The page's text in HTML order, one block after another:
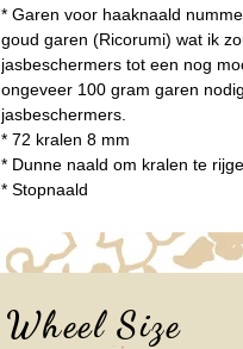
* Garen voor haaknaald
goud garen (Ricorumi) wat ik
jasbeschermers tot een nog
ongeveer 100 gram garen
jasbeschermers.
* 72 kralen 8 mm ​
* Dunne naald om kralen te
* Stopnaald
Wheel Size